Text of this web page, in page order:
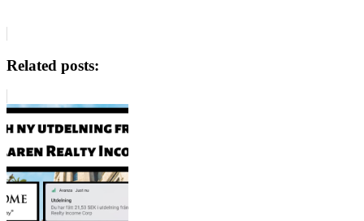
Related posts: